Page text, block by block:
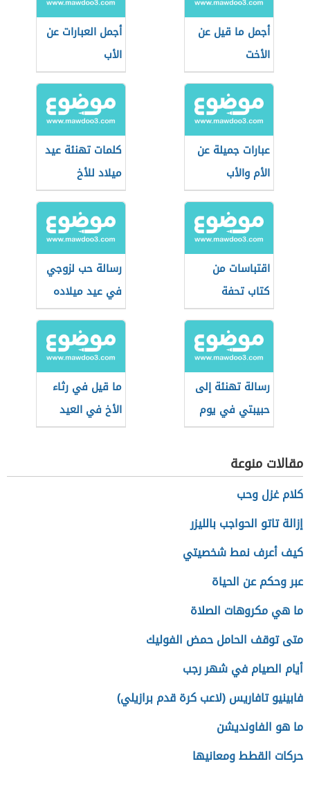
أجمل ما قيل عن
الأخت
أجمل العبارات عن
الأب
عبارات جميلة عن
الأم والأب
كلمات تهنئة عيد
ميلاد للأخ
اقتباسات من
كتاب تحفة
العروس
رسالة حب لزوجي
في عيد ميلاده
رسالة تهنئة إلى
حبيبتي في يوم
ميلادها
ما قيل في رثاء
الأخ في العيد
مقالات منوعة
كلام غزل وحب
إزالة تاتو الحواجب بالليزر
كيف أعرف نمط شخصيتي
عبر وحكم عن الحياة
ما هي مكروهات الصلاة
متى توقف الحامل حمض الفوليك
أيام الصيام في شهر رجب
فابينيو تافاريس (لاعب كرة قدم برازيلي)
ما هو الفاونديشن
حركات القطط ومعانيها